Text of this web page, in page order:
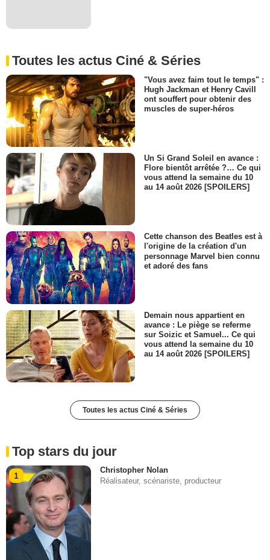
Toutes les actus Ciné & Séries
"Vous avez faim tout le temps" :
Hugh Jackman et Henry Cavill
ont souffert pour obtenir des
muscles de super-héros
Un Si Grand Soleil en avance :
Flore bientôt arrêtée ?… Ce qui
vous attend la semaine du 10
au 14 août 2026 [SPOILERS]
Cette chanson des Beatles est à
l'origine de la création d'un
personnage Marvel bien connu
et adoré des fans
Demain nous appartient en
avance : Le piège se referme
sur Soizic et Samuel... Ce qui
vous attend la semaine du 10
au 14 août 2026 [SPOILERS]
Toutes les actus Ciné & Séries
Top stars du jour
1
Christopher Nolan
Réalisateur, scénariste, producteur